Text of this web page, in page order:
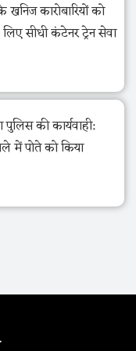
कारोबारियों को
सीधी कंटेनर ट्रेन सेवा
की कार्यवाही:
में पोते को किया